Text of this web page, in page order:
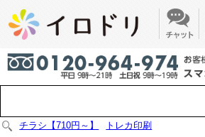
チラシ【710円～】 トレカ印刷